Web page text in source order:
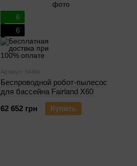
6
6
Артикул: 34466
Беспроводной робот-пылесоc
для бассейна Fairland X60
62 652 грн
Купить